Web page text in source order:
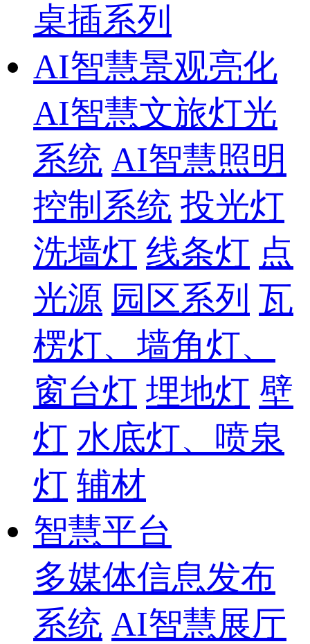
桌插系列
AI智慧景观亮化
AI智慧文旅灯光
系统 AI智慧照明
控制系统 投光灯
洗墙灯 线条灯 点
光源 园区系列 瓦
楞灯、墙角灯、
窗台灯 埋地灯 壁
灯 水底灯、喷泉
灯 辅材
智慧平台
多媒体信息发布
系统 AI智慧展厅